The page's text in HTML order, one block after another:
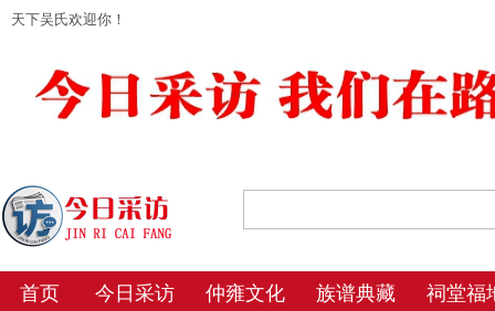
天下吴氏欢迎你！
首页 今日采访 仲雍文化 族谱典藏 祠堂福